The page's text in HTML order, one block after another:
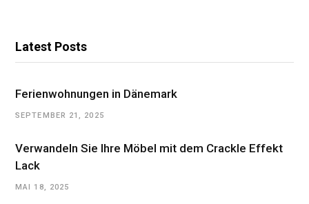
Latest Posts
Ferienwohnungen in Dänemark
SEPTEMBER 21, 2025
Verwandeln Sie Ihre Möbel mit dem Crackle Effekt
Lack
MAI 18, 2025